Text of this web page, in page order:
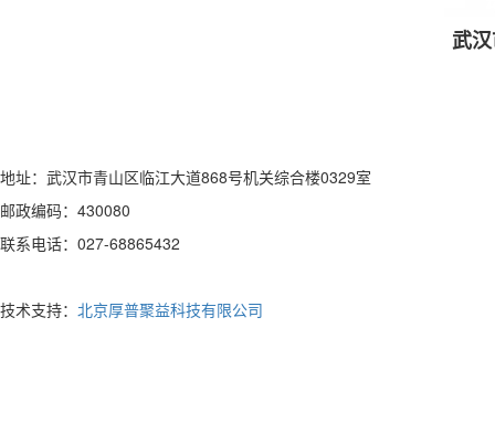
武
地址：武汉市青山区临江大道868号机关综合楼0329室
邮政编码：430080
联系电话：027-68865432
技术支持： 北京厚普聚益科技有限公司